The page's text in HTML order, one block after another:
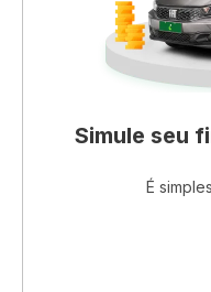
Simule seu
É